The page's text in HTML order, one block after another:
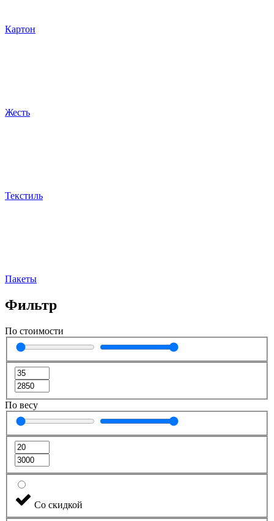
Картон
Жесть
Текстиль
Пакеты
Фильтр
По стоимости
По весу
Со скидкой